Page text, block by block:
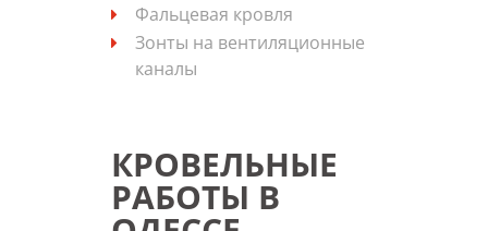
Фальцевая кровля
Зонты на вентиляционные
каналы
КРОВЕЛЬНЫЕ
РАБОТЫ В